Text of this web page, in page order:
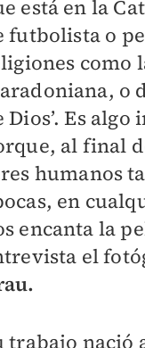
está en la
futbolista o
como
o
Dios’. Es
al final
humanos
en
encanta la
el
trabajo nació